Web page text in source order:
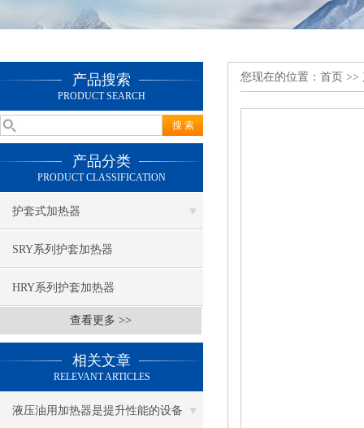
产品搜索
PRODUCT SEARCH
产品分类
PRODUCT CLASSIFICATION
护套式加热器
SRY系列护套加热器
HRY系列护套加热器
查看更多 >>
相关文章
RELEVANT ARTICLES
液压油用加热器是提升性能的设备
您现在的位置： 首页 >>